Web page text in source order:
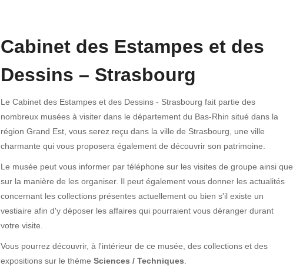
Cabinet des Estampes et des
Dessins – Strasbourg
Le Cabinet des Estampes et des Dessins - Strasbourg fait partie des
nombreux musées à visiter dans le département du Bas-Rhin situé dans la
région Grand Est, vous serez reçu dans la ville de Strasbourg, une ville
charmante qui vous proposera également de découvrir son patrimoine.
Le musée peut vous informer par téléphone sur les visites de groupe ainsi que
sur la manière de les organiser. Il peut également vous donner les actualités
concernant les collections présentes actuellement ou bien s'il existe un
vestiaire afin d'y déposer les affaires qui pourraient vous déranger durant
votre visite.
Vous pourrez découvrir, à l'intérieur de ce musée, des collections et des
expositions sur le thème Sciences / Techniques